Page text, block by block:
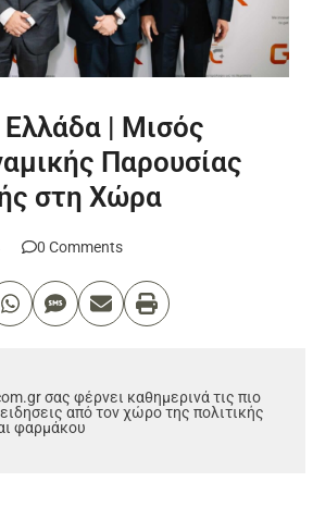
Ελλάδα | Μισός
Παρουσίας
στη Χώρα
0 Comments
σας φέρνει καθημερινά τις πιο
από τον χώρο της πολιτικής
φαρμάκου